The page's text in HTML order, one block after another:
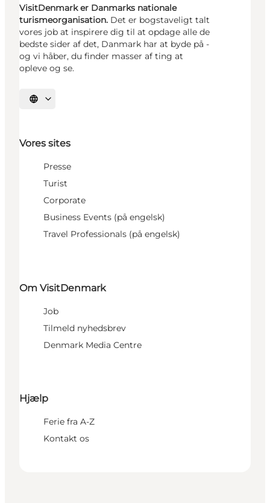
VisitDenmark er Danmarks nationale
turismeorganisation. Det er bogstaveligt talt
vores job at inspirere dig til at opdage alle de
bedste sider af det, Danmark har at byde på -
og vi håber, du finder masser af ting at
opleve og se.
Vælg sprog
Vores sites
Presse
Turist
Corporate
Business Events (på engelsk)
Travel Professionals (på engelsk)
Om VisitDenmark
Job
Tilmeld nyhedsbrev
Denmark Media Centre
Hjælp
Ferie fra A-Z
Kontakt os